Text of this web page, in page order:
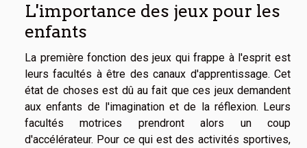
L'importance des jeux pour les
enfants
La première fonction des jeux qui frappe à l'esprit est
leurs facultés à être des canaux d'apprentissage. Cet
état de choses est dû au fait que ces jeux demandent
aux enfants de l'imagination et de la réflexion. Leurs
facultés motrices prendront alors un coup
d'accélérateur. Pour ce qui est des activités sportives,